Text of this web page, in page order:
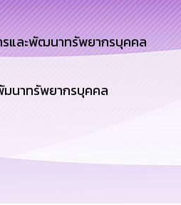
รและพัฒนาทรัพยากรบุคคล
มนาทรัพยากรบุคคล